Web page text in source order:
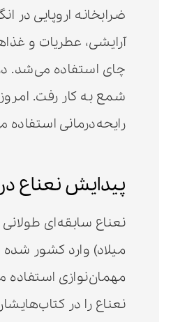
ضرابخانه اروپایی در
آرایشی، عطریات و
شمع به کار رفت.
رایحه‌درمانی
پیدایش نعناع
میلاد) وارد کشور شده
مهمان‌نوازی استفاده
نعناع را در